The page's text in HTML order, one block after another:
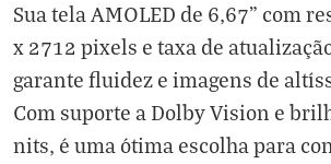
Sua tela AMOLED de 6,67" com
x 2712 pixels e taxa de
garante fluidez e imagens de
Com suporte a Dolby Vision e
nits, é uma ótima escolha para